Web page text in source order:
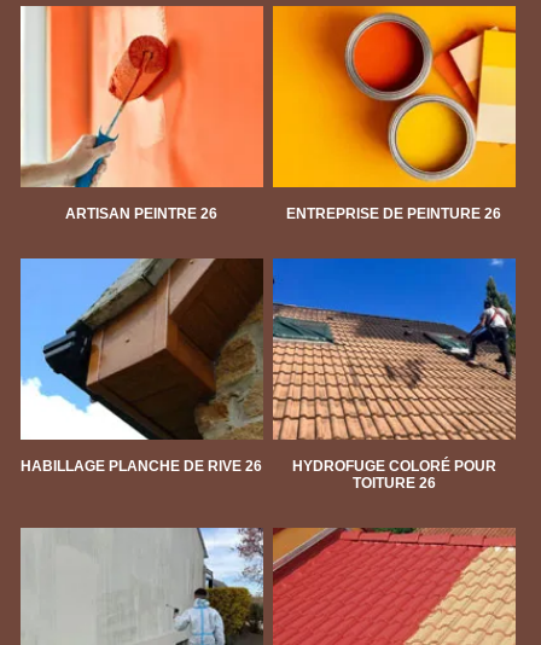
ARTISAN PEINTRE 26 ENTREPRISE DE PEINTURE 26
HABILLAGE PLANCHE DE RIVE 26
HYDROFUGE COLORÉ POUR
TOITURE 26